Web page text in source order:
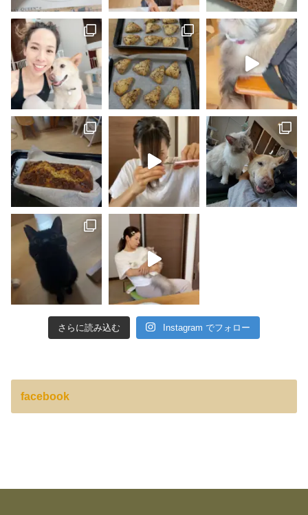
さらに読み込む Instagram でフォロー
facebook